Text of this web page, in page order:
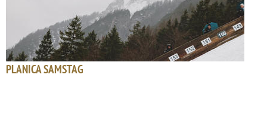
PLANICA SAMSTAG